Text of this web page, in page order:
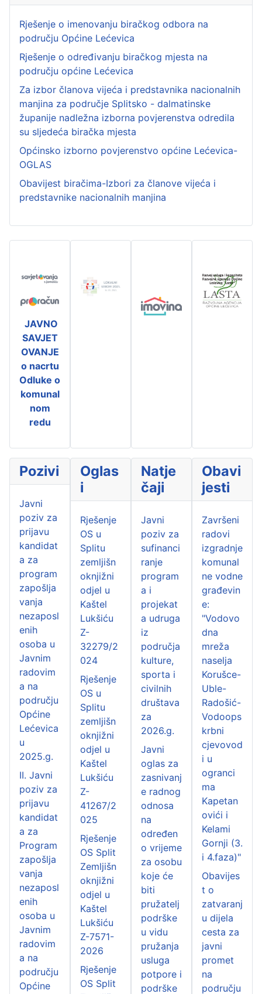
Rješenje o imenovanju biračkog odbora na
području Općine Lećevica
Rješenje o određivanju biračkog mjesta na
području općine Lećevica
Za izbor članova vijeća i predstavnika nacionalnih
manjina za područje Splitsko - dalmatinske
županije nadležna izborna povjerenstva odredila
su sljedeća biračka mjesta
Općinsko izborno povjerenstvo općine Lećevica-
OGLAS
Obavijest biračima-Izbori za članove vijeća i
predstavnike nacionalnih manjina
JAVNO
SAVJET
OVANJE
o nacrtu
Odluke o
komunal
nom
redu
Pozivi
Javni
poziv za
prijavu
kandidat
a za
program
zapošlja
vanja
nezaposl
enih
osoba u
Javnim
radovim
a na
području
Općine
Lećevica
u
2025.g.
II. Javni
poziv za
prijavu
kandidat
a za
Program
zapošlja
vanja
nezaposl
enih
osoba u
Javnim
radovim
a na
području
Općine
Oglas
i
Rješenje
OS u
Splitu
zemljišn
oknjižni
odjel u
Kaštel
Lukšiću
Z-
32279/2
024
Rješenje
OS u
Splitu
zemljišn
oknjižni
odjel u
Kaštel
Lukšiću
Z-
41267/2
025
Rješenje
OS Split
Zemljišn
oknjižni
odjel u
Kaštel
Lukšiću
Z-7571-
2026
Rješenje
OS Split
Natje
čaji
Javni
poziv za
sufinanci
ranje
program
a i
projekat
a udruga
iz
područja
kulture,
sporta i
civilnih
društava
za
2026.g.
Javni
oglas za
zasnivanj
e radnog
odnosa
na
određen
o vrijeme
za osobu
koje će
biti
pružatelj
podrške
u vidu
pružanja
usluga
potpore i
podrške
Obavi
jesti
Završeni
radovi
izgradnje
komunal
ne vodne
građevin
e:
"Vodovo
dna
mreža
naselja
Korušce-
Uble-
Radošić-
Vodoops
krbni
cjevovod
i u
ogranci
ma
Kapetan
ovići i
Kelami
Gornji (3.
i 4.faza)"
Obavijes
t o
zatvaranj
u dijela
cesta za
javni
promet
na
području